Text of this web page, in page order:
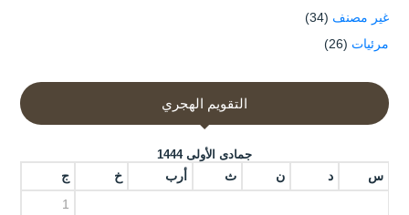
غير مصنف (34)
مرئيات (26)
التقويم الهجري
جمادى الأولى 1444
س د ن ث أرب خ ج
1